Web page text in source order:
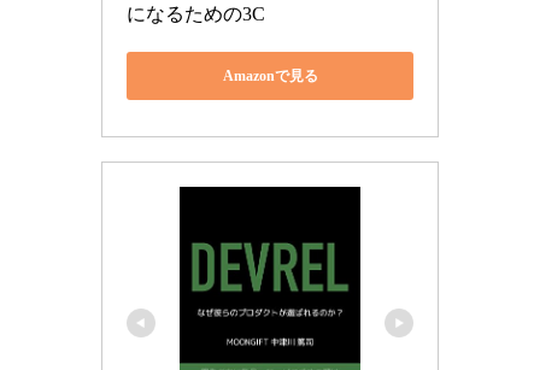
になるための3C
Amazonで見る